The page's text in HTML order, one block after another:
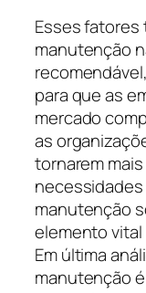
Esses fatores
manutenção
para que as
mercado
as
tornarem
manutenção
elemento
Em última
manutenção